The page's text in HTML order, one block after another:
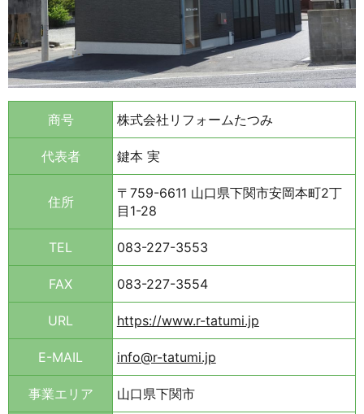
商号 株式会社リフォームたつみ
代表者 鍵本 実
住所
〒759-6611 山口県下関市安岡本町2丁
目1-28
TEL 083-227-3553
FAX 083-227-3554
URL https://www.r-tatumi.jp
E-MAIL info@r-tatumi.jp
事業エリア 山口県下関市